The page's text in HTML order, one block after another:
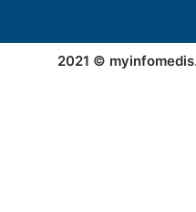
2021 ©